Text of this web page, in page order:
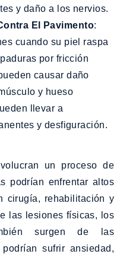
y daño a los nervios.
El Pavimento:
cuando su piel raspa
por fricción
causar daño
y hueso
llevar a
y desfiguración.
un proceso de
podrían enfrentar altos
cirugía, rehabilitación y
las lesiones físicas, los
surgen de las
sufrir ansiedad,